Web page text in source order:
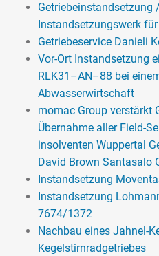
Getriebeinstandsetzung
Instandsetzungswerk
Getriebeservice Danieli
Vor-Ort Instandsetzung
RLK31–AN–88 bei
Abwasserwirtschaft
momac Group verstärkt
Übernahme aller Field-
insolventen Wuppertal
David Brown Santasalo
Instandsetzung
Instandsetzung
7674/1372
Nachbau eines Jahnel-
Kegelstirnradgetriebes